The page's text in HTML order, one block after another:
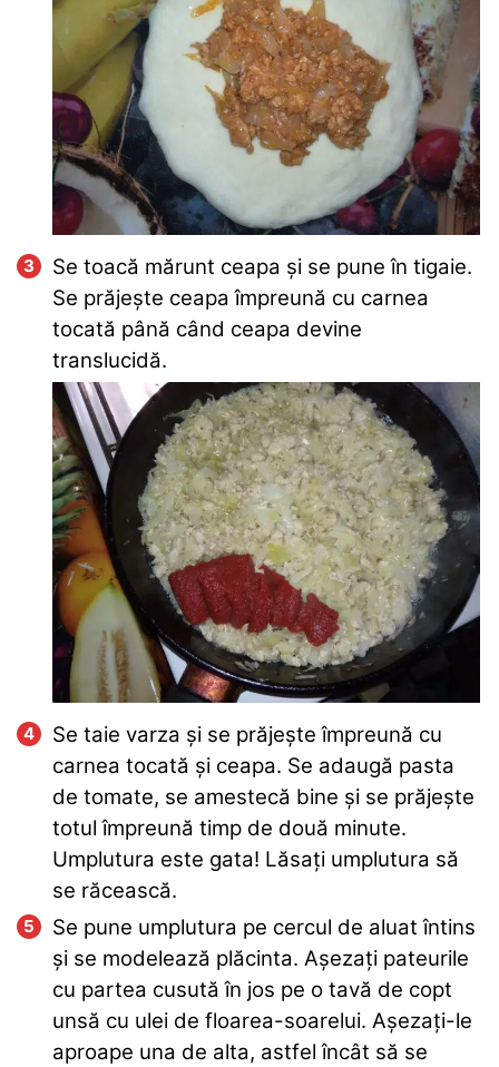
Se toacă mărunt ceapa și se pune în tigaie.
Se prăjește ceapa împreună cu carnea
tocată până când ceapa devine
translucidă.
Se taie varza și se prăjește împreună cu
carnea tocată și ceapa. Se adaugă pasta
de tomate, se amestecă bine și se prăjește
totul împreună timp de două minute.
Umplutura este gata! Lăsați umplutura să
se răcească.
Se pune umplutura pe cercul de aluat întins
și se modelează plăcinta. Așezați pateurile
cu partea cusută în jos pe o tavă de copt
unsă cu ulei de floarea-soarelui. Așezați-le
aproape una de alta, astfel încât să se